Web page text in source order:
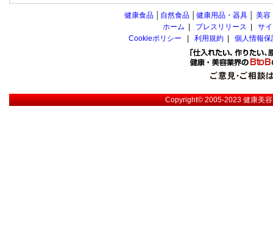
健康食品 自然食品 健康用品・器具 美容
ホーム
プレスリリース
サ
Cookieポリシー
利用規約 個人情報
Copyright© 2005-2023健康美